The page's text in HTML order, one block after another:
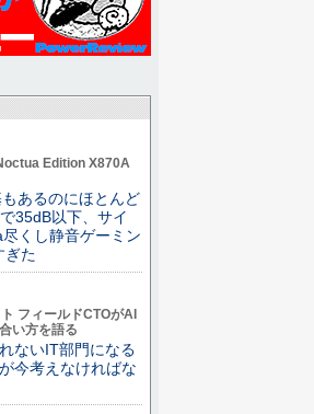
Edition X870A
あるのにほとんど
35dB以下、サイ
くし静音ゲーミン
ぎた
フィールドCTOがAI
い方を語る
ないIT部門になる
今考えなければな